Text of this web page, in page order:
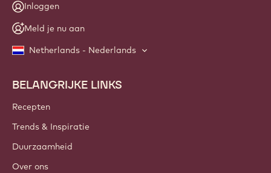
Inloggen
Meld je nu aan
Netherlands - Nederlands
Footer
Callebaut
BELANGRIJKE LINKS
Recepten
Trends & Inspiratie
Duurzaamheid
Over ons